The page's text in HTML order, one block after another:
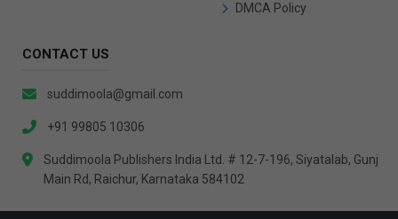
DMCA Policy
CONTACT US
suddimoola@gmail.com
+91 99805 10306
Suddimoola Publishers India Ltd. # 12-7-196, Siyatalab, Gunj
Main Rd, Raichur, Karnataka 584102